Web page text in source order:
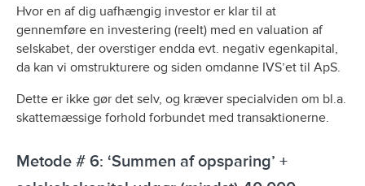
Hvor en af dig uafhængig investor er klar til at
gennemføre en investering (reelt) med en valuation af
selskabet, der overstiger endda evt. negativ egenkapital,
da kan vi omstrukturere og siden omdanne IVS’et til ApS.
Dette er ikke gør det selv, og kræver specialviden om bl.a.
skattemæssige forhold forbundet med transaktionerne.
Metode # 6: ‘Summen af opsparing’ +